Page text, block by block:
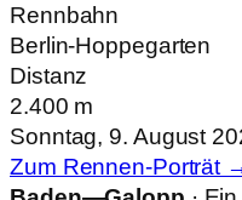
Rennbahn
Berlin-Hoppegarten
Distanz
2.400 m
Sonntag, 9. August
Zum Rennen-Porträt